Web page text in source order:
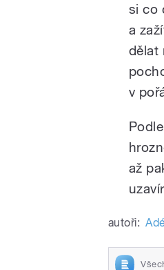
si co
a
dělat
v
až
autoři: